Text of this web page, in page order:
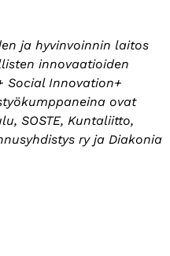
ja hyvinvoinnin laitos
innovaatioiden
Social Innovation+
ovat
SOSTE, Kuntaliitto,
ry ja Diakonia